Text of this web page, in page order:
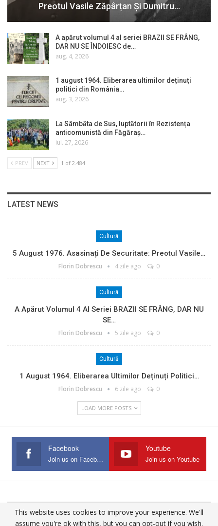
Preotul Vasile Zăpârțan Și Dumitru…
A apărut volumul 4 al seriei BRAZII SE FRÂNG,
DAR NU SE ÎNDOIESC de…
aug. 4, 2026
1 august 1964. Eliberarea ultimilor deținuți
politici din România…
aug. 3, 2026
La Sâmbăta de Sus, luptătorii în Rezistența
anticomunistă din Făgăraș…
iul. 27, 2026
PREV NEXT 1 of 2.484
LATEST NEWS
Cultură
5 August 1976. Asasinați De Securitate: Preotul Vasile…
Florin Dobrescu 4 zile ago 0
Cultură
A Apărut Volumul 4 Al Seriei BRAZII SE FRÂNG, DAR NU
SE…
Florin Dobrescu 5 zile ago 0
Cultură
1 August 1964. Eliberarea Ultimilor Deținuți Politici…
Florin Dobrescu 6 zile ago 0
LOAD MORE POSTS
Facebook
Join us on Facebook
Youtube
Join us on Youtube
© 2025 - All Rights Reserved.
This website uses cookies to improve your experience. We'll
assume you're ok with this, but you can opt-out if you wish.